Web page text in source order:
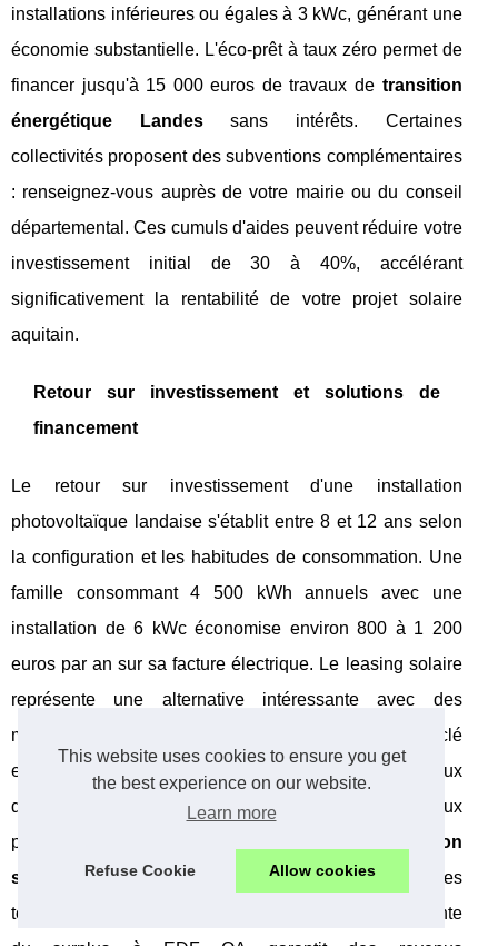
This website uses cookies to ensure you get
the best experience on our website.
Learn more
Refuse Cookie Allow cookies
installations inférieures ou égales à 3 kWc, générant une
économie substantielle. L'éco-prêt à taux zéro permet de
financer jusqu'à 15 000 euros de travaux de transition
énergétique Landessans intérêts. Certaines
collectivités proposent des subventions complémentaires
: renseignez-vous auprès de votre mairie ou du conseil
départemental. Ces cumuls d'aides peuvent réduire votre
investissement initial de 30 à 40%, accélérant
significativement la rentabilité de votre projet solaire
aquitain.
Retour sur investissement et solutions de
financement
Le retour sur investissement d'une installation
photovoltaïque landaise s'établit entre 8 et 12 ans selon
la configuration et les habitudes de consommation. Une
famille consommant 4 500 kWh annuels avec une
installation de 6 kWc économise environ 800 à 1 200
euros par an sur sa facture électrique. Le leasing solaire
représente une alternative intéressante avec des
mensualités de 80 à 150 euros pour une installation clé
en main. Les banques proposent des prêts travaux
dédiés aux énergies renouvelables avec des taux
préférentiels de 2,5 à 4,5%. L'
autoconsommation
solaire Aquitainegénère des économies immédiates
tout en valorisant votre patrimoine immobilier. La revente